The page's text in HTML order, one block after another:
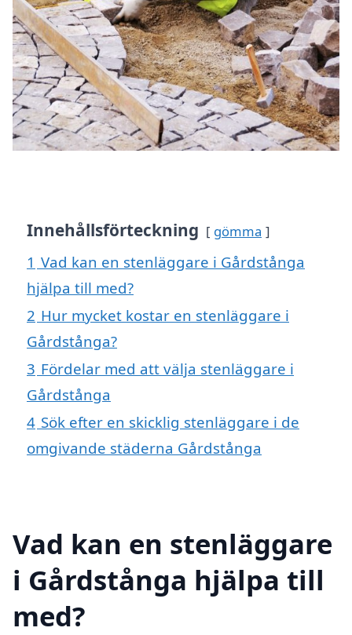
Innehållsförteckning gömma
1 Vad kan en stenläggare i Gårdstånga
hjälpa till med?
2 Hur mycket kostar en stenläggare i
Gårdstånga?
3 Fördelar med att välja stenläggare i
Gårdstånga
4 Sök efter en skicklig stenläggare i de
omgivande städerna Gårdstånga
Vad kan en stenläggare
i Gårdstånga hjälpa till
med?